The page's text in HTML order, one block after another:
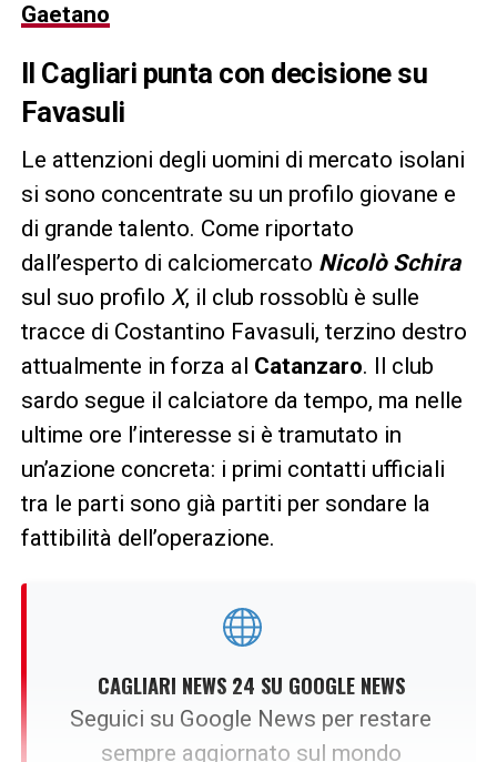
Gaetano
Il Cagliari punta con decisione su
Favasuli
Le attenzioni degli uomini di mercato isolani
si sono concentrate su un profilo giovane e
di grande talento. Come riportato
dall’esperto di calciomercato Nicolò Schira
sul suo profilo X, il club rossoblù è sulle
tracce di Costantino Favasuli, terzino destro
attualmente in forza al Catanzaro. Il club
sardo segue il calciatore da tempo, ma nelle
ultime ore l’interesse si è tramutato in
un’azione concreta: i primi contatti ufficiali
tra le parti sono già partiti per sondare la
fattibilità dell’operazione.
CAGLIARI NEWS 24 SU GOOGLE NEWS
Seguici su Google News per restare
sempre aggiornato sul mondo